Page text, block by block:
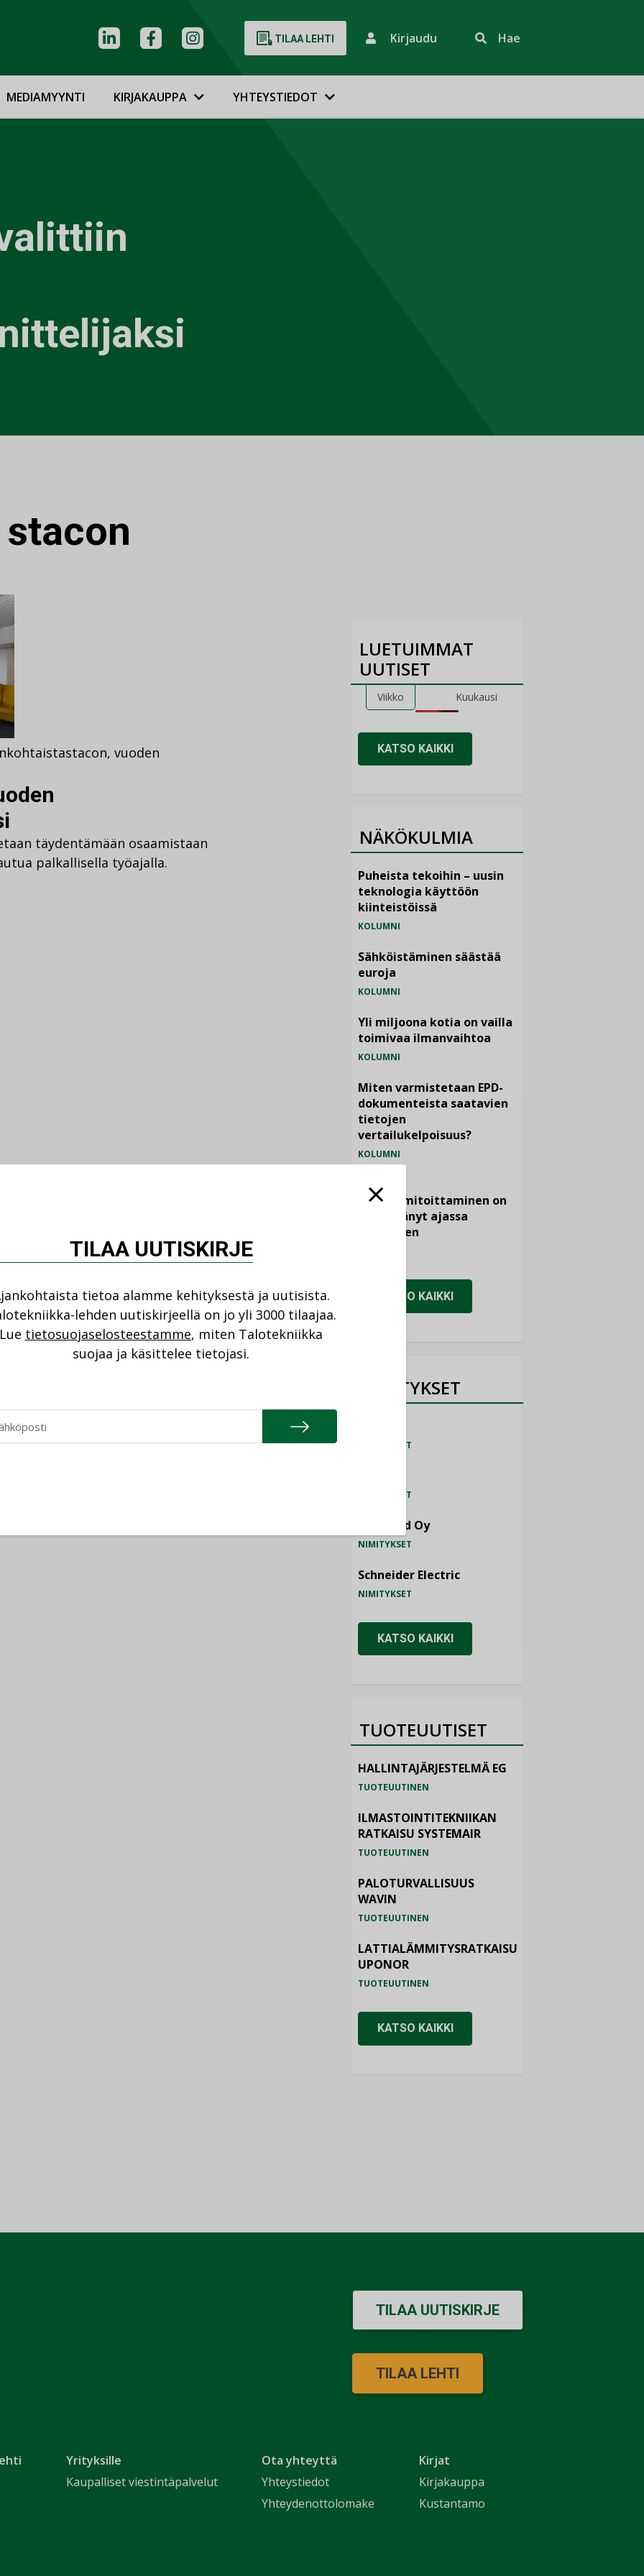
TILAA LEHTI Kirjaudu Hae
MEDIAMYYNTI KIRJAKAUPPA YHTEYSTIEDOT
stacon
stacon, vuoden
täydentämään osaamistaan
palkallisella työajalla.
LUETUIMMAT
UUTISET
Viikko Kuukausi
KATSO KAIKKI
NÄKÖKULMIA
Puheista tekoihin – uusin
teknologia käyttöön
kiinteistöissä
KOLUMNI
Sähköistäminen säästää
euroja
KOLUMNI
Yli miljoona kotia on vailla
toimivaa ilmanvaihtoa
KOLUMNI
Miten varmistetaan EPD-
dokumenteista saatavien
tietojen
vertailukelpoisuus?
KOLUMNI
Vesi- ja
viemärimitoittaminen on
jämähtänyt ajassa
paikalleen
KATSO KAIKKI
NIMITYKSET
NIMITYKSET
NIMITYKSET
Granlund Oy
NIMITYKSET
Schneider Electric
NIMITYKSET
KATSO KAIKKI
TUOTEUUTISET
HALLINTAJÄRJESTELMÄ EG
TUOTEUUTINEN
ILMASTOINTITEKNIIKAN
RATKAISU SYSTEMAIR
TUOTEUUTINEN
PALOTURVALLISUUS
WAVIN
TUOTEUUTINEN
LATTIALÄMMITYSRATKAISU
UPONOR
TUOTEUUTINEN
KATSO KAIKKI
Yrityksille
Kaupalliset viestintäpalvelut
Ota yhteyttä
Yhteystiedot
Yhteydenottolomake
Kirjat
Kirjakauppa
Kustantamo
TILAA UUTISKIRJE
TILAA LEHTI
TILAA UUTISKIRJE
tietoa alamme kehityksestä ja uutisista.
lehden uutiskirjeellä on jo yli 3000 tilaajaa.
Lue tietosuojaselosteestamme, miten Talotekniikka
suojaa ja käsittelee tietojasi.